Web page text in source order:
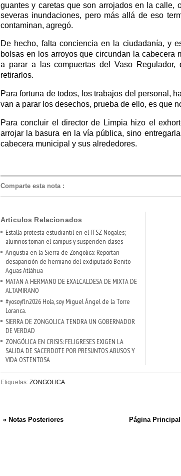
guantes y caretas que son arrojados en la calle,
severas inundaciones, pero más allá de eso
contaminan, agregó.
De hecho, falta conciencia en la ciudadanía, y
bolsas en los arroyos que circundan la cabecera
a parar a las compuertas del Vaso
retirarlos.
Para fortuna de todos, los trabajos del personal,
van a parar los desechos, prueba de ello, es que
Para concluir el director de Limpia hizo el
arrojar la basura en la vía pública, sino
cabecera municipal y sus alrededores.
Comparte esta nota:
Articulos Relacionados
Estalla protesta estudiantil en el ITSZ Nogales;
alumnos toman el campus y suspenden clases
Angustia en la Sierra de Zongolica: Reportan
desaparición de hermano del exdiputado Benito
Aguas Atláhua
MATAN A HERMANO DE EXALCALDESA DE MIXTA DE
ALTAMIRANO
#yosoyfln2026 Hola, soy Miguel Ángel de la Torre
Loranca.
SIERRA DE ZONGOLICA TENDRA UN GOBERNADOR
DE VERDAD
ZONGÓLICA EN CRISIS: FELIGRESES EXIGEN LA
SALIDA DE SACERDOTE POR PRESUNTOS ABUSOS Y
VIDA OSTENTOSA
Etiquetas:ZONGOLICA
« Notas Posteriores Página Principal